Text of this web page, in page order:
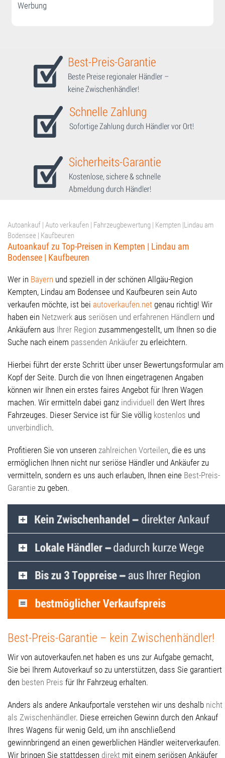
Werbung
Autoankauf | Auto verkaufen | Fahrzeugbewertung | Kempten |Lindau am
Bodensee | Kaufbeuren
Autoankauf zu Top-Preisen in Kempten | Lindau am
Bodensee | Kaufbeuren
Wer in Bayern und speziell in der schönen Allgäu-Region
Kempten, Lindau am Bodensee und Kaufbeuren sein Auto
verkaufen möchte, ist bei autoverkaufen.net genau richtig! Wir
haben ein Netzwerk aus seriösen und erfahrenen Händlern und
Ankäufern aus Ihrer Region zusammengestellt, um Ihnen so die
Suche nach einem passenden Ankäufer zu erleichtern.
Hierbei führt der erste Schritt über unser Bewertungsformular am
Kopf der Seite. Durch die von Ihnen eingetragenen Angaben
können wir Ihnen ein erstes faires Angebot für Ihren Wagen
machen. Wir ermitteln dabei ganz individuell den Wert Ihres
Fahrzeuges. Dieser Service ist für Sie völlig kostenlos und
unverbindlich.
Profitieren Sie von unseren zahlreichen Vorteilen, die es uns
ermöglichen Ihnen nicht nur seriöse Händler und Ankäufer zu
vermitteln, sondern es uns auch erlauben, Ihnen eine Best-Preis-
Garantie zu geben.
Best-Preis-Garantie – kein Zwischenhändler!
Wir von autoverkaufen.net haben es uns zur Aufgabe gemacht,
Sie bei Ihrem Autoverkauf so zu unterstützen, dass Sie garantiert
den besten Preis für Ihr Fahrzeug erhalten.
Anders als andere Ankaufportale verstehen wir uns deshalb nicht
als Zwischenhändler. Diese erreichen Gewinn durch den Ankauf
Ihres Wagens für wenig Geld, um ihn anschließend
gewinnbringend an einen gewerblichen Händler weiterverkaufen.
Wir bringen Sie stattdessen direkt mit einem seriösen Ankäufer